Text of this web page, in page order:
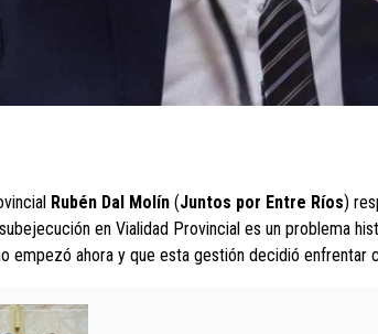
Rubén Dal Molín (Juntos por Entre Ríos)
en Vialidad Provincial es un problema
empezó ahora y que esta gestión decidió enfrentar